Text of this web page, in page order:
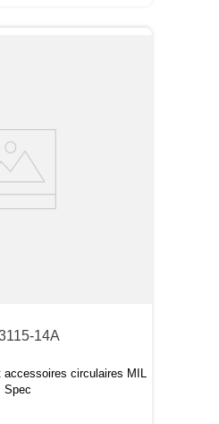
14A
accessoires circulaires MIL
Spec